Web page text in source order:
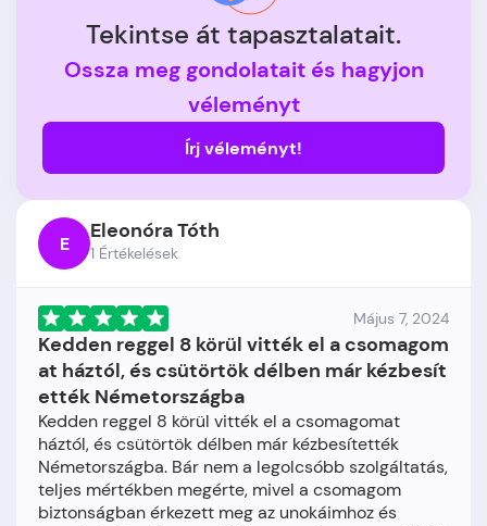
Tekintse át tapasztalatait.
Ossza meg gondolatait és hagyjon
véleményt
Írj véleményt!
E Eleonóra Tóth
1 Értékelések
Május 7, 2024
Kedden reggel 8 körül vitték el a csomagom
at háztól, és csütörtök délben már kézbesít
ették Németországba
Kedden reggel 8 körül vitték el a csomagomat
háztól, és csütörtök délben már kézbesítették
Németországba. Bár nem a legolcsóbb szolgáltatás,
teljes mértékben megérte, mivel a csomagom
biztonságban érkezett meg az unokáimhoz és